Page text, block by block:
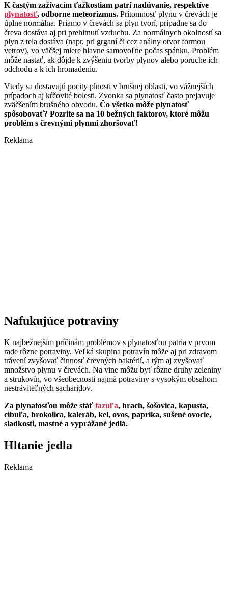
K častým zažívacím ťažkostiam patrí nadúvanie, respektíve
plynatosť, odborne meteorizmus. Prítomnosť plynu v črevách je
úplne normálna. Priamo v črevách sa plyn tvorí, prípadne sa do
čreva dostáva aj pri prehltnutí vzduchu. Za normálnych okolností sa
plyn z tela dostáva (napr. pri grganí či cez análny otvor formou
vetrov), vo väčšej miere hlavne samovoľne počas spánku. Problém
môže nastať, ak dôjde k zvýšeniu tvorby plynov alebo poruche ich
odchodu a k ich hromadeniu.
Vtedy sa dostavujú pocity plnosti v brušnej oblasti, vo vážnejších
prípadoch aj kŕčovité bolesti. Zvonka sa plynatosť často prejavuje
zväčšením brušného obvodu. Čo všetko môže plynatosť
spôsobovať? Pozrite sa na 10 bežných faktorov, ktoré môžu
problém s črevnými plynmi zhoršovať!
Reklama
Nafukujúce potraviny
K najbežnejším príčinám problémov s plynatosťou patria v prvom
rade rôzne potraviny. Veľká skupina potravín môže aj pri zdravom
trávení zvyšovať činnosť črevných baktérií, a tým aj zvyšovať
množstvo plynu v črevách. Na vine môžu byť rôzne druhy zeleniny
a strukovín, vo všeobecnosti najmä potraviny s vysokým obsahom
nestráviteľných sacharidov.
Za plynatosťou môže stáťfazuľa, hrach, šošovica, kapusta,
cibuľa, brokolica, kaleráb, kel, ovos, paprika, sušené ovocie,
sladkosti, mastné a vyprážané jedlá.
Hltanie jedla
Reklama